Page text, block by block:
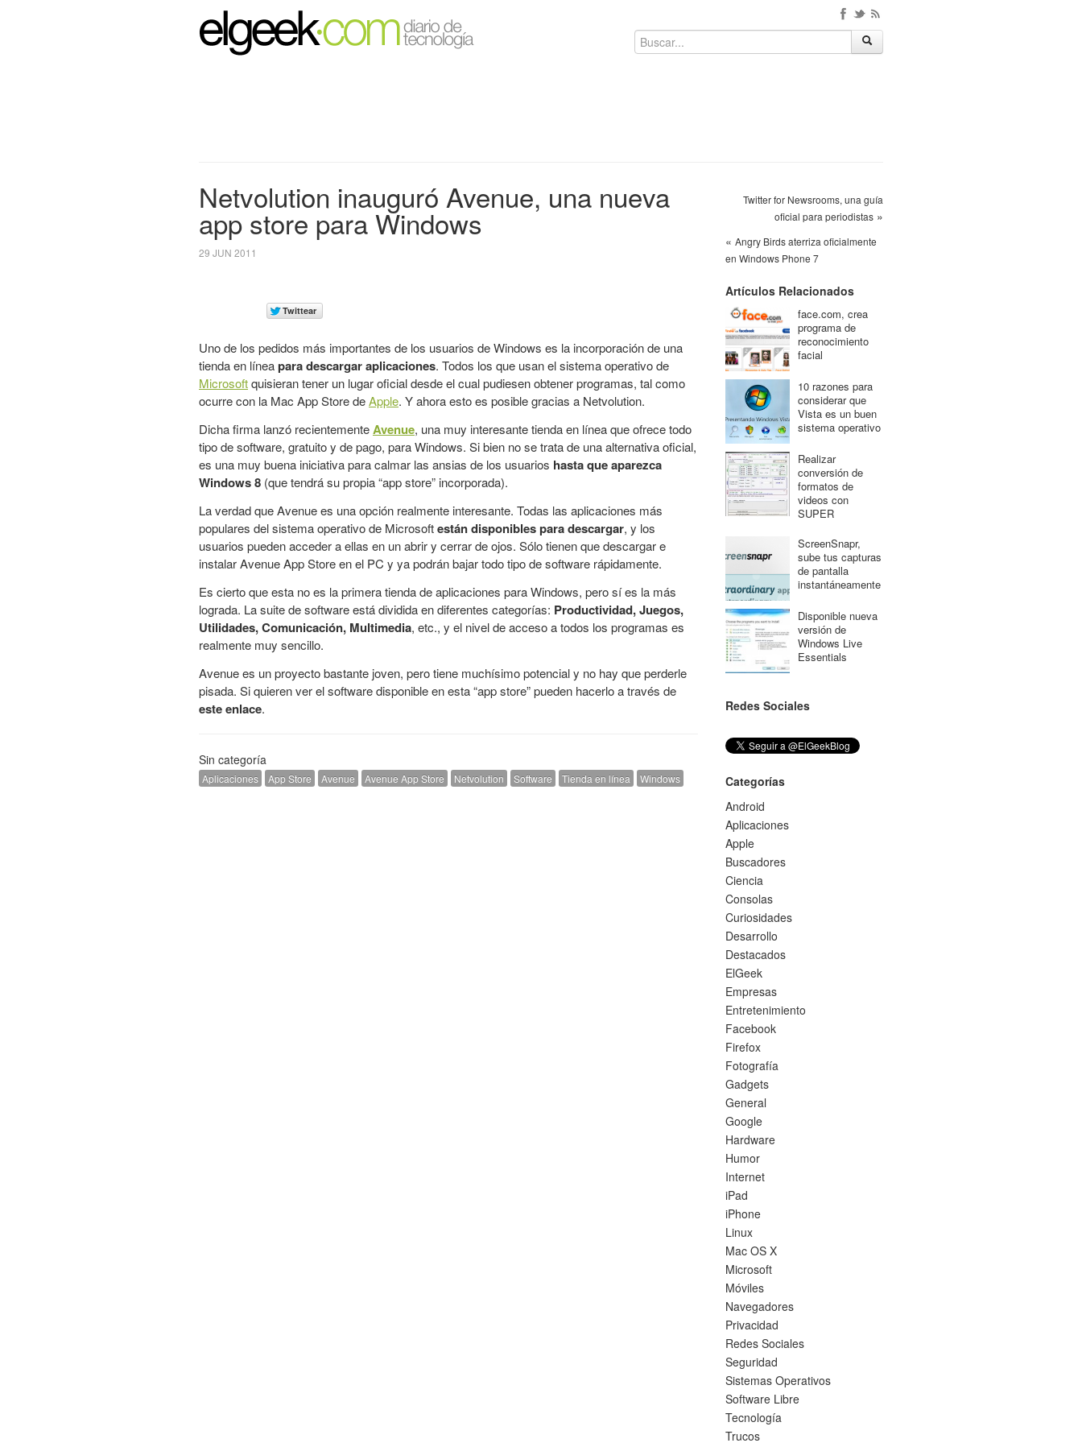
Netvolution inauguró Avenue, una nueva
app store para Windows
29 JUN 2011
Uno de los pedidos más importantes de los usuarios de Windows es la incorporación de una
tienda en líneapara descargar aplicaciones. Todos los que usan el sistema operativo de
Microsoftquisieran tener un lugar oficial desde el cual pudiesen obtener programas, tal como
ocurre con la Mac App Store deApple. Y ahora esto es posible gracias a Netvolution.
Dicha firma lanzó recientementeAvenue, una muy interesante tienda en línea que ofrece todo
tipo de software, gratuito y de pago, para Windows. Si bien no se trata de una alternativa oficial,
es una muy buena iniciativa para calmar las ansias de los usuarios hasta que aparezca
Windows 8 (que tendrá su propia “app store” incorporada).
La verdad que Avenue es una opción realmente interesante. Todas las aplicaciones más
populares del sistema operativo de Microsoftestán disponibles para descargar, y los
usuarios pueden acceder a ellas en un abrir y cerrar de ojos. Sólo tienen que descargar e
instalar Avenue App Store en el PC y ya podrán bajar todo tipo de software rápidamente.
Es cierto que esta no es la primera tienda de aplicaciones para Windows, pero sí es la más
lograda. La suite de software está dividida en diferentes categorías: Productividad, Juegos,
Utilidades, Comunicación, Multimedia, etc., y el nivel de acceso a todos los programas es
realmente muy sencillo.
Avenue es un proyecto bastante joven, pero tiene muchísimo potencial y no hay que perderle
pisada. Si quieren ver el software disponible en esta “app store” pueden hacerlo a través de
este enlace.
Sin categoría
Aplicaciones App Store Avenue Avenue App Store Netvolution Software Tienda en línea Windows
Twitter for Newsrooms, una guía
oficial para periodistas »
« Angry Birds aterriza oficialmente
en Windows Phone 7
Artículos Relacionados
face.com, crea
programa de
reconocimiento
facial
10 razones para
considerar que
Vista es un buen
sistema operativo
Realizar
conversión de
formatos de
videos con
SUPER
ScreenSnapr,
sube tus capturas
de pantalla
instantáneamente
Disponible nueva
versión de
Windows Live
Essentials
Redes Sociales
Categorías
Android
Aplicaciones
Apple
Buscadores
Ciencia
Consolas
Curiosidades
Desarrollo
Destacados
ElGeek
Empresas
Entretenimiento
Facebook
Firefox
Fotografía
Gadgets
General
Google
Hardware
Humor
Internet
iPad
iPhone
Linux
Mac OS X
Microsoft
Móviles
Navegadores
Privacidad
Redes Sociales
Seguridad
Sistemas Operativos
Software Libre
Tecnología
Trucos